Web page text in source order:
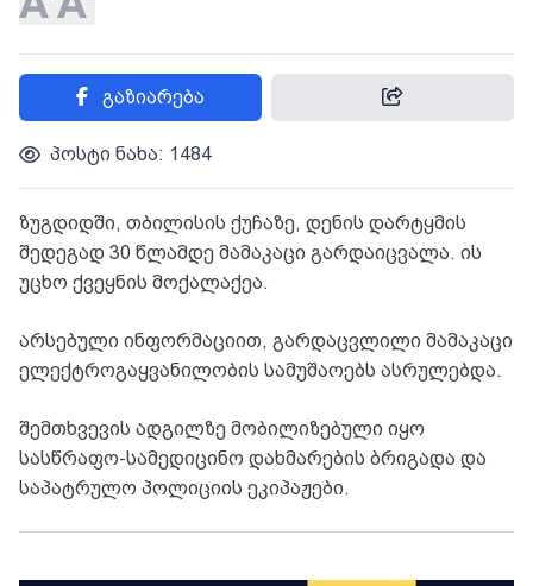
გაზიარება
პოსტი ნახა: 1484
ზუგდიდში, თბილისის ქუჩაზე, დენის დარტყმის
შედეგად 30 წლამდე მამაკაცი გარდაიცვალა. ის
უცხო ქვეყნის მოქალაქეა.
არსებული ინფორმაციით, გარდაცვლილი მამაკაცი
ელექტროგაყვანილობის სამუშაოებს ასრულებდა.
შემთხვევის ადგილზე მობილიზებული იყო
სასწრაფო-სამედიცინო დახმარების ბრიგადა და
საპატრულო პოლიციის ეკიპაჟები.